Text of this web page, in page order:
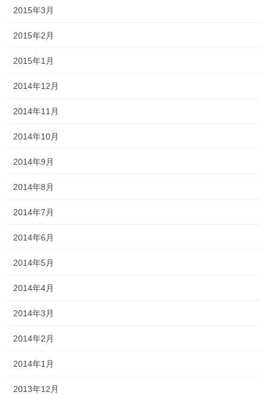
2015年3月
2015年2月
2015年1月
2014年12月
2014年11月
2014年10月
2014年9月
2014年8月
2014年7月
2014年6月
2014年5月
2014年4月
2014年3月
2014年2月
2014年1月
2013年12月